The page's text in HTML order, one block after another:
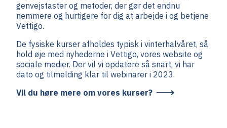
genvejstaster og metoder, der gør det endnu
nemmere og hurtigere for dig at arbejde i og betjene
Vettigo.
De fysiske kurser afholdes typisk i vinterhalvåret, så
hold øje med nyhederne i Vettigo, vores website og
sociale medier. Der vil vi opdatere så snart, vi har
dato og tilmelding klar til webinarer i 2023.
Vil du høre mere om vores kurser?